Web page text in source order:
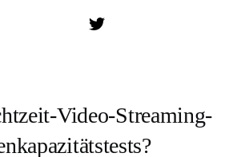
Video-Streaming-